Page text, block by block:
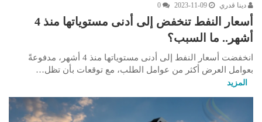
دينا قدري 2023-11-09
0
أسعار النفط تنخفض إلى أدنى مستوياتها منذ 4
أشهر.. ما السبب؟
انخفضت أسعار النفط إلى أدنى مستوياتها منذ 4 أشهر، مدفوعةً
بعوامل العرض أكثر من عوامل الطلب، مع توقعات بأن تظل…
المزيد